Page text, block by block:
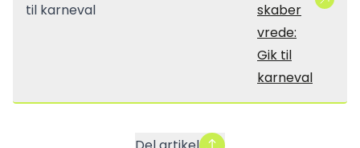
skaber
vrede:
Gik til
karneval